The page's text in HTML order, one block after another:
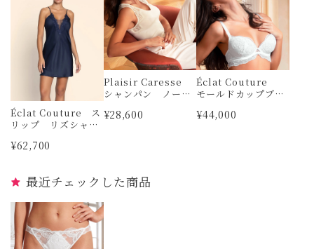
Éclat Couture ス
リップ リズシャル
¥62,700
Plaisir Caresse
シャンパン ノース
リーブニットトップ
ス リズシャルメル
¥28,600
Éclat Couture
モールドカップブラ
メル
¥44,000
最近チェックした商品